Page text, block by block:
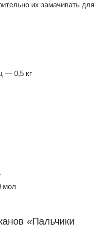
их замачивать для
— 0,5 кг
мол
«Пальчики